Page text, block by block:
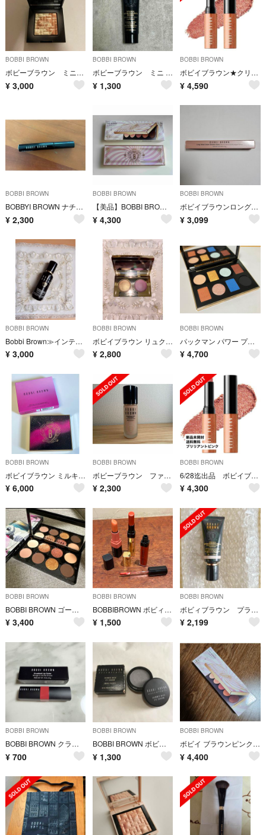
BOBBI BROWN
ボビーブラウン ミニハイライティング パウダー 01 ピンクグロウ ハイライト
¥ 3,000
BOBBI BROWN
ボビーブラウン ミニ インテンシブ セラムラディアンスプライマーベージュ15mL
¥ 1,300
BOBBI BROWN
ボビイブラウン★クリスタルアイシャドウスティック 03 ブリリアントピンク
¥ 4,590
BOBBI BROWN
BOBBYI BROWN ナチュラルブローシェイパー（眉マスカラ）05
¥ 2,300
BOBBI BROWN
【美品】BOBBI BROWNボビイブラウンピンクミラージュアイシャドウパレット
¥ 4,300
BOBBI BROWN
ボビイブラウンロングウェアクリームシャドウスティック インカンデスント
¥ 3,099
BOBBI BROWN
Bobbi Brown≫インテンシブ スキン セラム ファンデーション
¥ 3,000
BOBBI BROWN
ボビイブラウン リュクス アイシャドウ デュオ
¥ 2,800
BOBBI BROWN
パックマン パワー プレイ アイ パレット
¥ 4,700
BOBBI BROWN
ボビイブラウン ミルキーウェイ リュクスアイシャドウ クォード
¥ 6,000
BOBBI BROWN
ボビーブラウン ファンデーション
¥ 2,300
BOBBI BROWN
6/28迄出品 ボビイブラウン クリスタルアイシャドウスティック
¥ 4,300
BOBBI BROWN
BOBBI BROWN ゴールデンスリッパーアイシャドウパレット
¥ 3,400
BOBBI BROWN
BOBBIBROWN ボビィブラウン リップスティック グロス 口紅3本set
¥ 1,500
BOBBI BROWN
ボビィブラウン プライマー
¥ 2,199
BOBBI BROWN
BOBBI BROWN クラッシュドリップカラー 01 ベイブ
¥ 700
BOBBI BROWN
BOBBI BROWN ボビイ ブラウン シマー ウォッシュ アイシャドウ 12
¥ 1,300
BOBBI BROWN
ボビイ ブラウンピンク ミラージュ アイシャドウ
¥ 4,400